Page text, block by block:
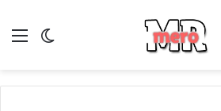
الوضع